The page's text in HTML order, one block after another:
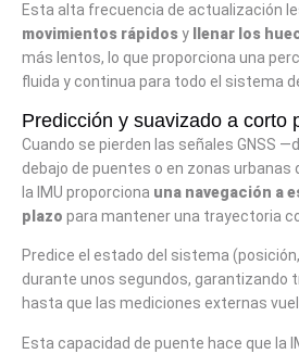
Esta alta frecuencia de actualización
movimientos rápidosy llenar los
más lentos, lo que proporciona una
fluida y continua para todo el sistema
Predicción y suavizado a corto
Cuando se pierden las señales GNSS
debajo de puentes o en zonas
la IMU proporciona una navegación a
plazo para mantener una trayectoria
Predice el estado del sistema
durante unos segundos, garantizando
hasta que las mediciones externas
Esta capacidad de puente hace que la